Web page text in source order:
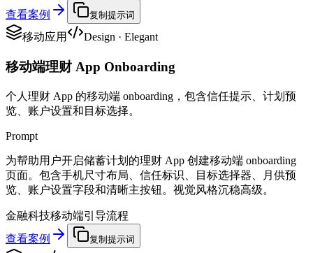
查看案例
复制提示词
移动应用 Design · Elegant
移动端理财 App Onboarding
个人理财 App 的移动端 onboarding，包含信任提示、计划预
览、账户设置和目标选择。
Prompt
为帮助用户开启储蓄计划的理财 App 创建移动端 onboarding
页面。包含手机尺寸布局、信任标识、目标选择器、月供预
览、账户设置字段和清晰主按钮。视觉风格沉稳高级。
金融科技移动端引导流程
查看案例
复制提示词